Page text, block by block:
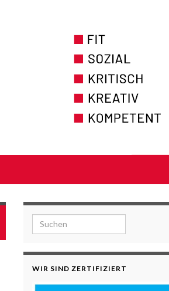
Search for:
WIR SIND ZERTIFIZIERT